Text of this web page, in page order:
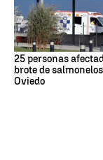
25 personas
brote de
Oviedo